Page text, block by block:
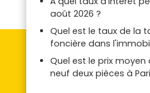
août 2026 ?
Quel est le taux de la
foncière dans
Quel est le prix
neuf deux pièces à